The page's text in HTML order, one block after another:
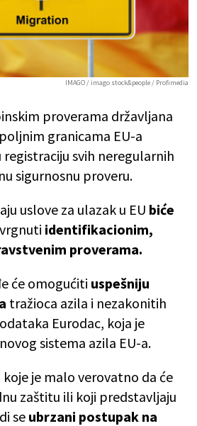
IMAGO / imago stock&people / Profimedia
proverama državljana
granicama EU-a
svih neregularnih
sigurnosnu proveru.
uslove za ulazak u EU biće
identifikacionim,
proverama.
će omogućiti uspešniju
tražioca azila i nezakonitih
Eurodac, koja je
sistema azila EU-a.
je malo verovatno da će
zaštitu ili koji predstavljaju
seubrzani postupak na